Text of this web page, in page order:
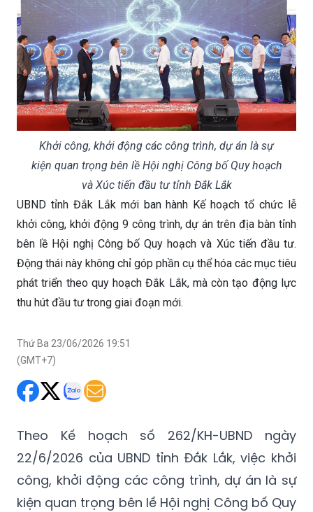
Khởi công, khởi động các công trình, dự án là sự
kiện quan trọng bên lề Hội nghị Công bố Quy hoạch
và Xúc tiến đầu tư tỉnh Đắk Lắk
UBND tỉnh Đắk Lắk mới ban hành Kế hoạch tổ chức lễ
khởi công, khởi động 9 công trình, dự án trên địa bàn tỉnh
bên lề Hội nghị Công bố Quy hoạch và Xúc tiến đầu tư.
Động thái này không chỉ góp phần cụ thể hóa các mục tiêu
phát triển theo quy hoạch Đắk Lắk, mà còn tạo động lực
thu hút đầu tư trong giai đoạn mới.
Thứ Ba 23/06/2026 19:51
(GMT+7)
Theo Kế hoạch số 262/KH-UBND ngày
22/6/2026 của UBND tỉnh Đắk Lắk, việc khởi
công, khởi động các công trình, dự án là sự
kiện quan trọng bên lề Hội nghị Công bố Quy